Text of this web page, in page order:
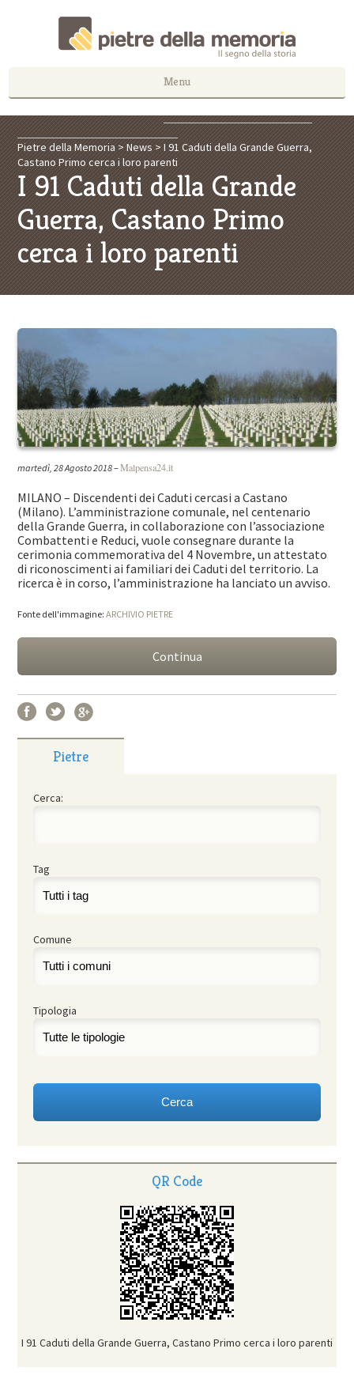
Menu
Pietre della Memoria >News >I 91 Caduti della Grande Guerra,
Castano Primo cerca i loro parenti
I 91 Caduti della Grande
Guerra, Castano Primo
cerca i loro parenti
martedì, 28 Agosto 2018–Malpensa24.it
MILANO – Discendenti dei Caduti cercasi a Castano
(Milano). L’amministrazione comunale, nel centenario
della Grande Guerra, in collaborazione con l’associazione
Combattenti e Reduci, vuole consegnare durante la
cerimonia commemorativa del 4 Novembre, un attestato
di riconoscimenti ai familiari dei Caduti del territorio. La
ricerca è in corso, l’amministrazione ha lanciato un avviso.
Fonte dell'immagine:ARCHIVIO PIETRE
Continua
Pietre
Cerca:
Tag
Comune
Tipologia
QR Code
I 91 Caduti della Grande Guerra, Castano Primo cerca i loro parenti